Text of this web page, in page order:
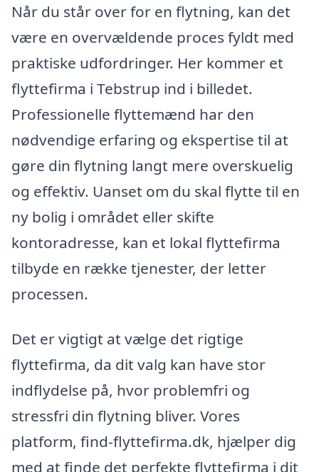
Når du står over for en flytning, kan det
være en overvældende proces fyldt med
praktiske udfordringer. Her kommer et
flyttefirma i Tebstrup ind i billedet.
Professionelle flyttemænd har den
nødvendige erfaring og ekspertise til at
gøre din flytning langt mere overskuelig
og effektiv. Uanset om du skal flytte til en
ny bolig i området eller skifte
kontoradresse, kan et lokal flyttefirma
tilbyde en række tjenester, der letter
processen.
Det er vigtigt at vælge det rigtige
flyttefirma, da dit valg kan have stor
indflydelse på, hvor problemfri og
stressfri din flytning bliver. Vores
platform, find-flyttefirma.dk, hjælper dig
med at finde det perfekte flyttefirma i dit